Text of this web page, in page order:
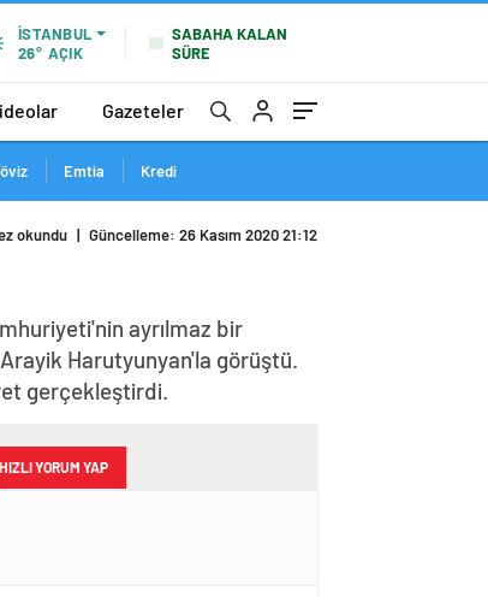
İSTANBUL
26° AÇIK
SABAHA KALAN
SÜRE
Gazeteler
Emtia Kredi
okundu | Güncelleme: 26 Kasım 2020 21:12
ayrılmaz bir
Arayik Harutyunyan'la görüştü.
gerçekleştirdi.
HIZLI YORUM YAP